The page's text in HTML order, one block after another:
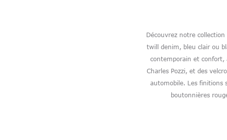
Découvrez notre
twill denim, bleu clair ou
contemporain et confort,
Charles Pozzi, et des
automobile. Les finitions
boutonnières